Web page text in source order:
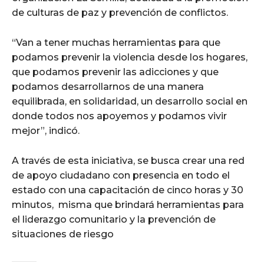
de culturas de paz y prevención de conflictos.
“Van a tener muchas herramientas para que
podamos prevenir la violencia desde los hogares,
que podamos prevenir las adicciones y que
podamos desarrollarnos de una manera
equilibrada, en solidaridad, un desarrollo social en
donde todos nos apoyemos y podamos vivir
mejor”, indicó.
A través de esta iniciativa, se busca crear una red
de apoyo ciudadano con presencia en todo el
estado con una capacitación de cinco horas y 30
minutos, misma que brindará herramientas para
el liderazgo comunitario y la prevención de
situaciones de riesgo